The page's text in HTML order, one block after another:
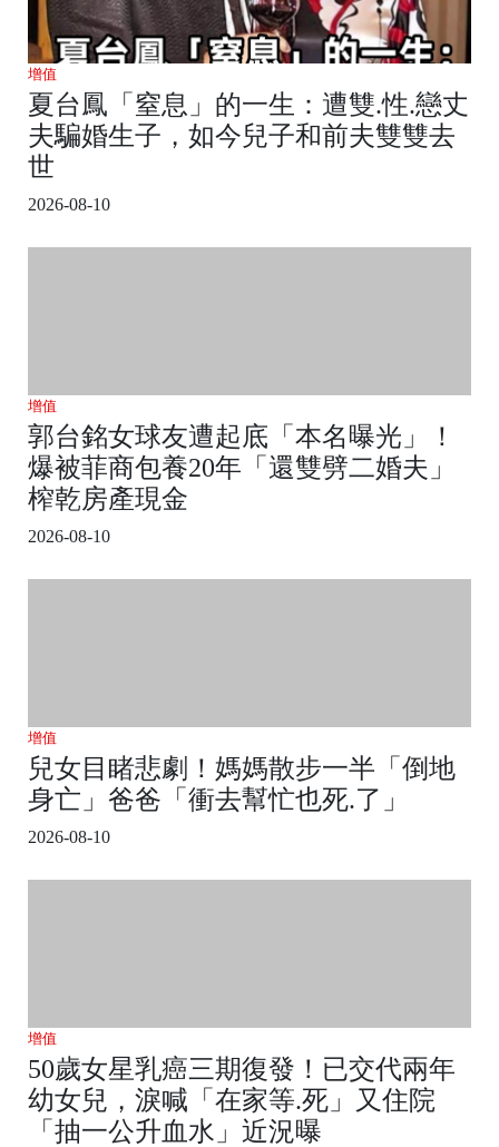
增值
夏台鳳「窒息」的一生：遭雙.性.戀丈
夫騙婚生子，如今兒子和前夫雙雙去
世
2026-08-10
增值
郭台銘女球友遭起底「本名曝光」！
爆被菲商包養20年「還雙劈二婚夫」
榨乾房產現金
2026-08-10
增值
兒女目睹悲劇！媽媽散步一半「倒地
身亡」爸爸「衝去幫忙也死.了」
2026-08-10
增值
50歲女星乳癌三期復發！已交代兩年
幼女兒，淚喊「在家等.死」又住院
「抽一公升血水」近況曝